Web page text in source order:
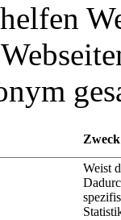
Zweck
Weist